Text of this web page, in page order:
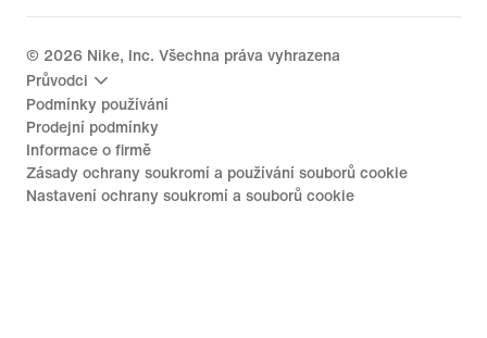
© 2026 Nike, Inc. Všechna práva vyhrazena
Průvodci
Podmínky používání
Prodejní podmínky
Informace o firmě
Zásady ochrany soukromí a používání souborů cookie
Nastavení ochrany soukromí a souborů cookie